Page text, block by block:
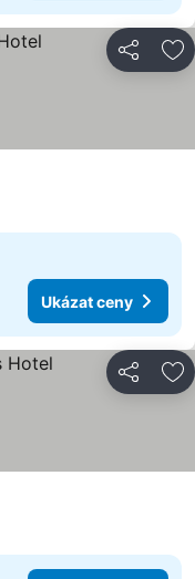
Sdílet
Ukázat ceny
Sdílet